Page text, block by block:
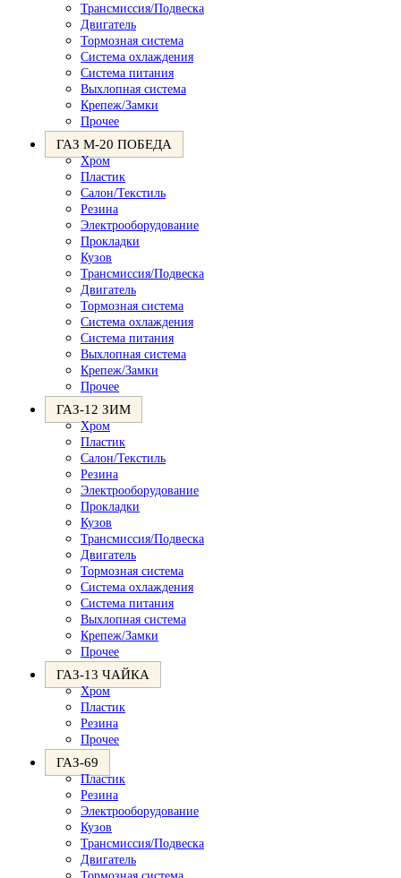
Трансмиссия/Подвеска
Двигатель
Тормозная система
Система охлаждения
Система питания
Выхлопная система
Крепеж/Замки
Прочее
ГАЗ М-20 ПОБЕДА
Хром
Пластик
Салон/Текстиль
Резина
Электрооборудование
Прокладки
Кузов
Трансмиссия/Подвеска
Двигатель
Тормозная система
Система охлаждения
Система питания
Выхлопная система
Крепеж/Замки
Прочее
ГАЗ-12 ЗИМ
Хром
Пластик
Салон/Текстиль
Резина
Электрооборудование
Прокладки
Кузов
Трансмиссия/Подвеска
Двигатель
Тормозная система
Система охлаждения
Система питания
Выхлопная система
Крепеж/Замки
Прочее
ГАЗ-13 ЧАЙКА
Хром
Пластик
Резина
Прочее
ГАЗ-69
Пластик
Резина
Электрооборудование
Кузов
Трансмиссия/Подвеска
Двигатель